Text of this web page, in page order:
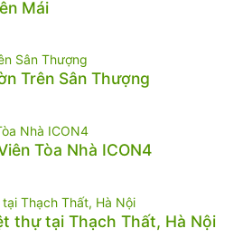
Mái
Trên Sân Thượng
Tòa Nhà ICON4
thự tại Thạch Thất, Hà Nội